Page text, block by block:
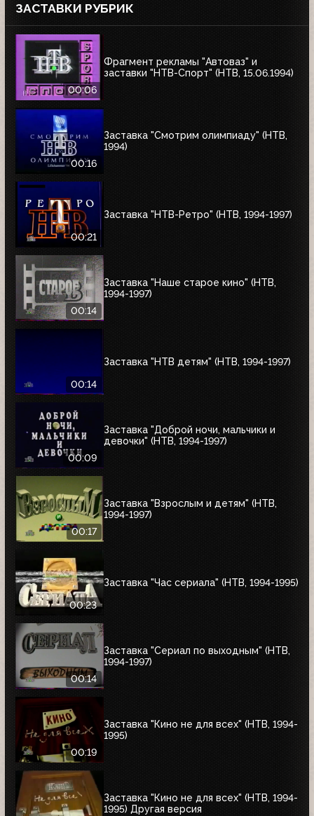
ЗАСТАВКИ РУБРИК
00:06
Фрагмент рекламы "Автоваз" и
заставки "НТВ-Спорт" (НТВ, 15.06.1994)
00:16
Заставка "Смотрим олимпиаду" (НТВ,
1994)
00:21
Заставка "НТВ-Ретро" (НТВ, 1994-1997)
00:14
Заставка "Наше старое кино" (НТВ,
1994-1997)
00:14
Заставка "НТВ детям" (НТВ, 1994-1997)
00:09
Заставка "Доброй ночи, мальчики и
девочки" (НТВ, 1994-1997)
00:17
Заставка "Взрослым и детям" (НТВ,
1994-1997)
00:23
Заставка "Час сериала" (НТВ, 1994-1995)
00:14
Заставка "Сериал по выходным" (НТВ,
1994-1997)
00:19
Заставка "Кино не для всех" (НТВ, 1994-
1995)
Заставка "Кино не для всех" (НТВ, 1994-
1995) Другая версия